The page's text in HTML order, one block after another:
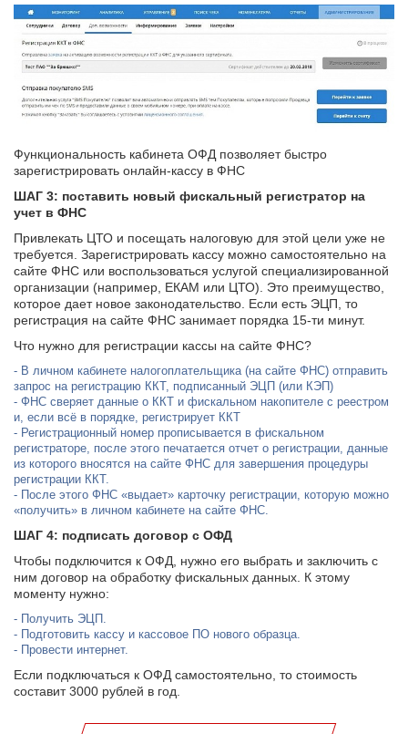
Функциональность кабинета ОФД позволяет быстро
зарегистрировать онлайн-кассу в ФНС
ШАГ 3: поставить новый фискальный регистратор на
учет в ФНС
Привлекать ЦТО и посещать налоговую для этой цели уже не
требуется. Зарегистрировать кассу можно самостоятельно на
сайте ФНС или воспользоваться услугой специализированной
организации (например, ЕКАМ или ЦТО). Это преимущество,
которое дает новое законодательство. Если есть ЭЦП, то
регистрация на сайте ФНС занимает порядка 15-ти минут.
Что нужно для регистрации кассы на сайте ФНС?
В личном кабинете налогоплательщика (на сайте ФНС) отправить
запрос на регистрацию ККТ, подписанный ЭЦП (или КЭП)
ФНС сверяет данные о ККТ и фискальном накопителе с реестром
и, если всё в порядке, регистрирует ККТ
Регистрационный номер прописывается в фискальном
регистраторе, после этого печатается отчет о регистрации, данные
из которого вносятся на сайте ФНС для завершения процедуры
регистрации ККТ.
После этого ФНС «выдает» карточку регистрации, которую можно
«получить» в личном кабинете на сайте ФНС.
ШАГ 4: подписать договор с ОФД
Чтобы подключится к ОФД, нужно его выбрать и заключить с
ним договор на обработку фискальных данных. К этому
моменту нужно:
Получить ЭЦП.
Подготовить кассу и кассовое ПО нового образца.
Провести интернет.
Если подключаться к ОФД самостоятельно, то стоимость
составит 3000 рублей в год.